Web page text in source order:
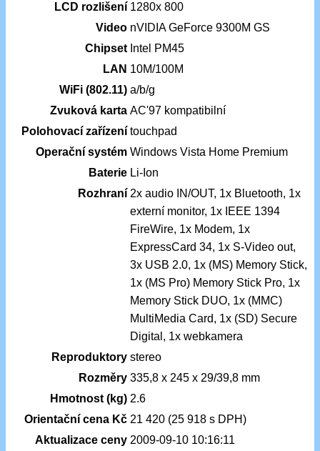
LCD rozlišení 1280x 800
Video nVIDIA GeForce 9300M GS
Chipset Intel PM45
LAN 10M/100M
WiFi (802.11) a/b/g
Zvuková karta AC'97 kompatibilní
Polohovací zařízení touchpad
Operační systém Windows Vista Home Premium
Baterie Li-Ion
Rozhraní 2x audio IN/OUT, 1x Bluetooth, 1x
externí monitor, 1x IEEE 1394
FireWire, 1x Modem, 1x
ExpressCard 34, 1x S-Video out,
3x USB 2.0, 1x (MS) Memory Stick,
1x (MS Pro) Memory Stick Pro, 1x
Memory Stick DUO, 1x (MMC)
MultiMedia Card, 1x (SD) Secure
Digital, 1x webkamera
Reproduktory stereo
Rozměry 335,8 x 245 x 29/39,8 mm
Hmotnost (kg) 2.6
Orientační cena Kč 21 420 (25 918 s DPH)
Aktualizace ceny 2009-09-10 10:16:11